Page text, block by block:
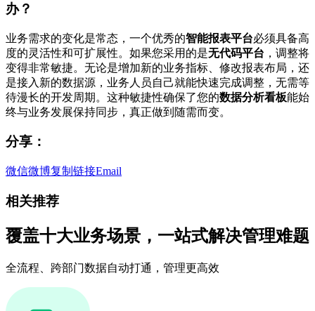
办？
业务需求的变化是常态，一个优秀的智能报表平台必须具备高
度的灵活性和可扩展性。如果您采用的是无代码平台 ，调整将
变得非常敏捷。无论是增加新的业务指标、修改报表布局，还
是接入新的数据源，业务人员自己就能快速完成调整，无需等
待漫长的开发周期。这种敏捷性确保了您的数据分析看板能始
终与业务发展保持同步，真正做到随需而变。
分享：
微信微博复制链接Email
相关推荐
覆盖十大业务场景，一站式解决管理难题
全流程、跨部门数据自动打通，管理更高效